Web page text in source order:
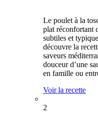
Le poulet à la
plat réconfortant
subtiles et
découvre la
saveurs
douceur d’une
en famille ou
Voir la recette
2